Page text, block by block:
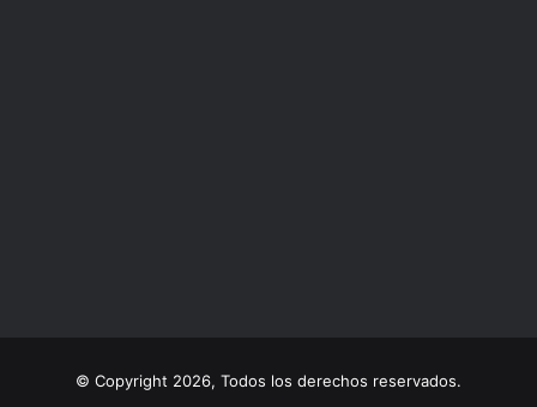
© Copyright 2026, Todos los derechos reservados.